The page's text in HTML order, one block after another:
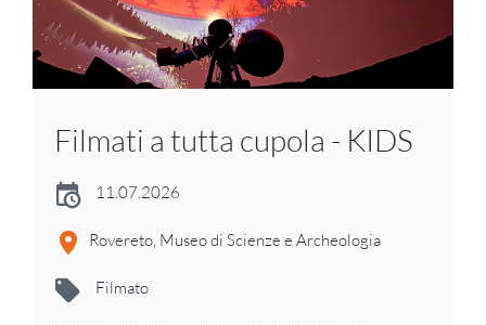
Filmati a tutta cupola - KIDS
11.07.2026
Rovereto, Museo di Scienze e Archeologia
Filmato